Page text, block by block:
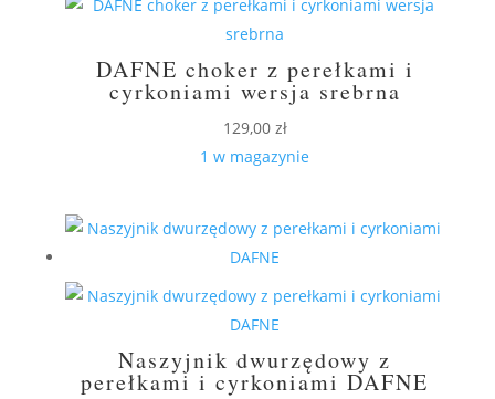
DAFNE choker z perełkami i
cyrkoniami wersja srebrna
129,00 zł
1 w magazynie
Naszyjnik dwurzędowy z
perełkami i cyrkoniami DAFNE